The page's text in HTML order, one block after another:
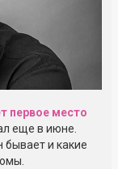
первое место
еще в июне.
бывает и какие